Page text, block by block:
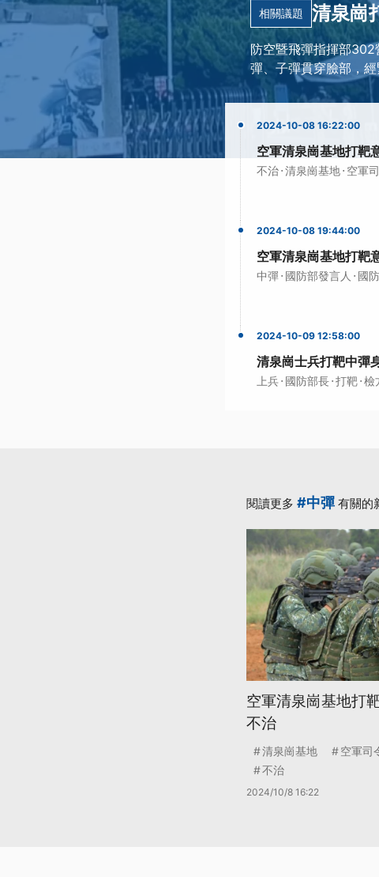
相關議題 清泉崗
防空暨飛彈指揮部302
彈、子彈貫穿臉部，
2024-10-08 16:22:00
空軍清泉崗基地打靶
不治·清泉崗基地· 空軍
2024-10-08 19:44:00
空軍清泉崗基地打靶
中彈· 國防部發言人 · 國
2024-10-09 12:58:00
清泉崗士兵打靶中彈
上兵· 國防部長·打靶·檢
閱讀更多 #中彈 有關的
空軍清泉崗基地打
不治
清泉崗基地 空軍司
不治
2024/10/8 16:22